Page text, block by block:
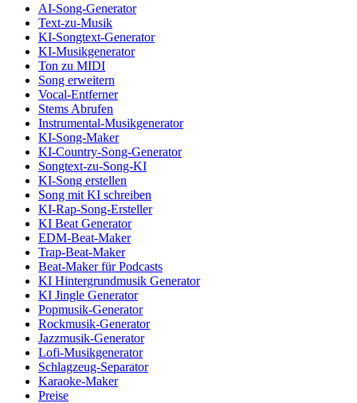
AI-Song-Generator
Text-zu-Musik
KI-Songtext-Generator
KI-Musikgenerator
Ton zu MIDI
Song erweitern
Vocal-Entferner
Stems Abrufen
Instrumental-Musikgenerator
KI-Song-Maker
KI-Country-Song-Generator
Songtext-zu-Song-KI
KI-Song erstellen
Song mit KI schreiben
KI-Rap-Song-Ersteller
KI Beat Generator
EDM-Beat-Maker
Trap-Beat-Maker
Beat-Maker für Podcasts
KI Hintergrundmusik Generator
KI Jingle Generator
Popmusik-Generator
Rockmusik-Generator
Jazzmusik-Generator
Lofi-Musikgenerator
Schlagzeug-Separator
Karaoke-Maker
Preise